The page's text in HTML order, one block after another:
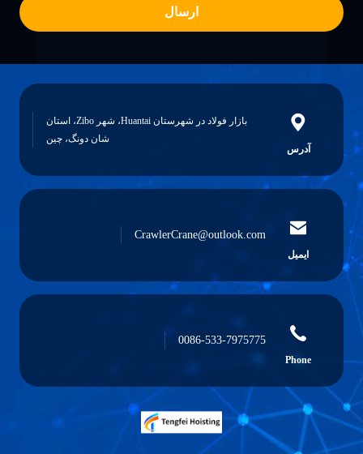
ارسال
آدرس
بازار فولاد در شهرستان Huantai، شهر Zibo، استان
شان دونگ، چین
ایمیل
CrawlerCrane@outlook.com
Phone
0086-533-7975775